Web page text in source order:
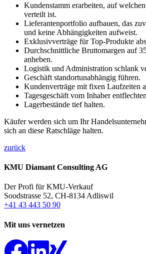
Kundenstamm erarbeiten, auf
verteilt ist.
Lieferantenportfolio aufbauen, das
und keine Abhängigkeiten aufweist.
Exklusivverträge für Top-Produkte
Durchschnittliche Bruttomargen auf
anheben.
Logistik und Administration schlank
Geschäft standortunabhängig führen.
Kundenverträge mit fixen Laufzeiten
Tagesgeschäft vom Inhaber
Lagerbestände tief halten.
Käufer werden sich um Ihr
sich an diese Ratschläge halten.
zurück
KMU Diamant Consulting AG
Der Profi für KMU-Verkauf
Soodstrasse 52, CH-8134 Adliswil
+41 43 443 50 90
Mit uns vernetzen